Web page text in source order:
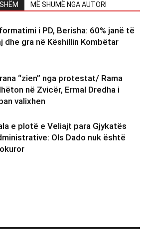
MË SHUMË NGA AUTORI
i PD, Berisha: 60% janë të
dhe gra në Këshillin Kombëtar
“zien” nga protestat/ Rama
në Zvicër, Ermal Dredha i
valixhen
e plotë e Veliajt para Gjykatës
Ols Dado nuk është